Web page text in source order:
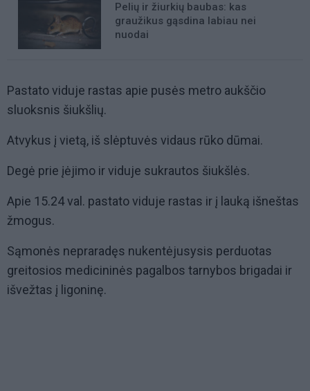
Pelių ir žiurkių baubas: kas
graužikus gąsdina labiau nei
nuodai
Pastato viduje rastas apie pusės metro aukščio
sluoksnis šiukšlių.
Atvykus į vietą, iš slėptuvės vidaus rūko dūmai.
Degė prie įėjimo ir viduje sukrautos šiukšlės.
Apie 15.24 val. pastato viduje rastas ir į lauką išneštas
žmogus.
Sąmonės nepraradęs nukentėjusysis perduotas
greitosios medicininės pagalbos tarnybos brigadai ir
išvežtas į ligoninę.